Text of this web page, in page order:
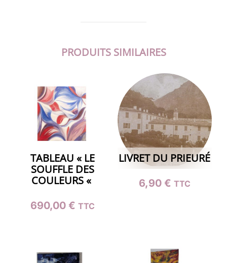
PRODUITS SIMILAIRES
TABLEAU « LE
SOUFFLE DES
COULEURS «
690,00 € TTC
LIVRET DU PRIEURÉ
6,90 € TTC